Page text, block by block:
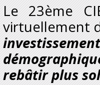
Le 23ème
virtuellement
rebâtir plus